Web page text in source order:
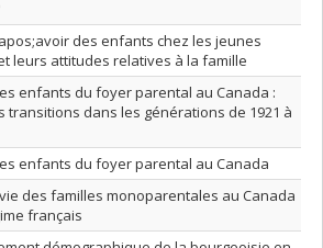
des enfants chez les jeunes
leurs attitudes relatives à la famille
enfants du foyer parental au Canada :
transitions dans les générations de 1921 à
enfants du foyer parental au Canada
des familles monoparentales au Canada
français